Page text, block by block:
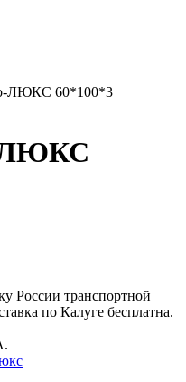
ЛЮКС 60*100*3
ЛЮКС
России транспортной
по Калуге бесплатна.